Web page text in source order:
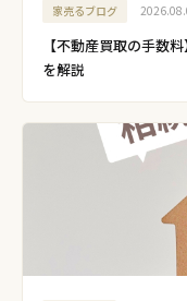
家売るブログ
【不動産買取の手数
を解説